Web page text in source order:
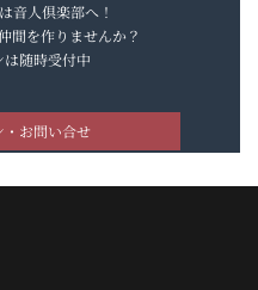
音人倶楽部へ！
間を作りませんか？
随時受付中
お問い合せ